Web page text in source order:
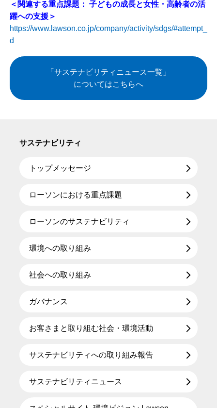
＜関連する重点課題： 子どもの成長と女性・高齢者の活
躍への支援＞
https://www.lawson.co.jp/company/activity/sdgs/#attempt_
d
「サステナビリティニュース一覧」
についてはこちらへ
サステナビリティ
トップメッセージ
ローソンにおける重点課題
ローソンのサステナビリティ
環境への取り組み
社会への取り組み
ガバナンス
お客さまと取り組む社会・環境活動
サステナビリティへの取り組み報告
サステナビリティニュース